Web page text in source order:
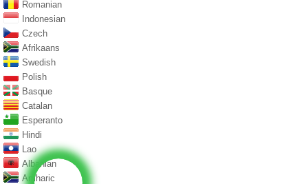
Romanian
Indonesian
Czech
Afrikaans
Swedish
Polish
Basque
Catalan
Esperanto
Hindi
Lao
Albanian
Amharic